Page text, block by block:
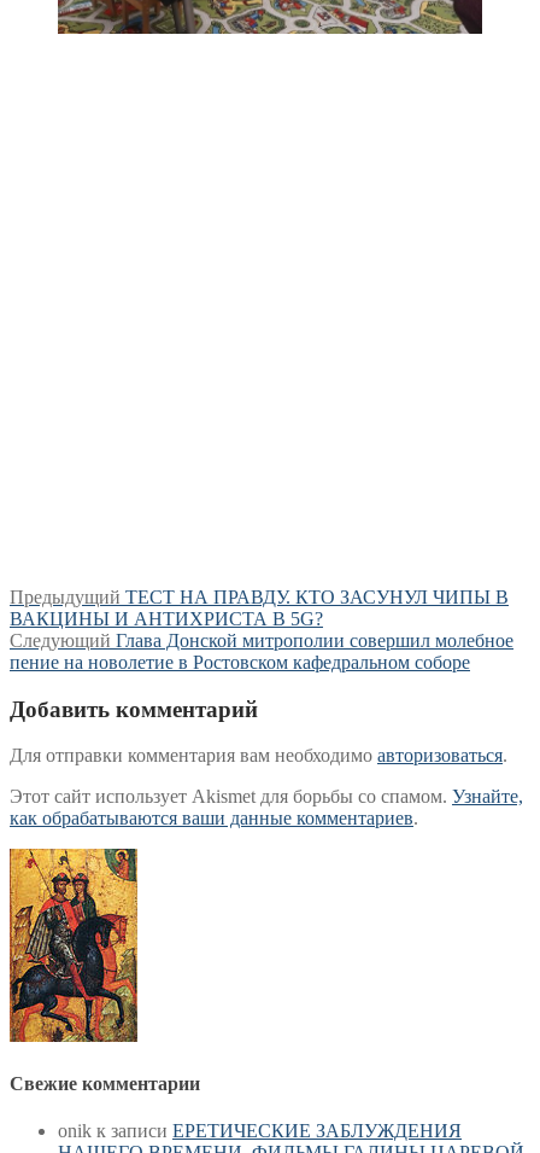
Навигация
по
записям
Предыдущий Предыдущая
запись:
ТЕСТ НА ПРАВДУ. КТО ЗАСУНУЛ ЧИПЫ В
ВАКЦИНЫ И АНТИХРИСТА В 5G?
Следующий Следующая
запись:
Глава Донской митрополии совершил молебное
пение на новолетие в Ростовском кафедральном соборе
Добавить комментарий
Для отправки комментария вам необходимо авторизоваться.
Этот сайт использует Akismet для борьбы со спамом. Узнайте,
как обрабатываются ваши данные комментариев.
Свежие комментарии
onik к записи ЕРЕТИЧЕСКИЕ ЗАБЛУЖДЕНИЯ